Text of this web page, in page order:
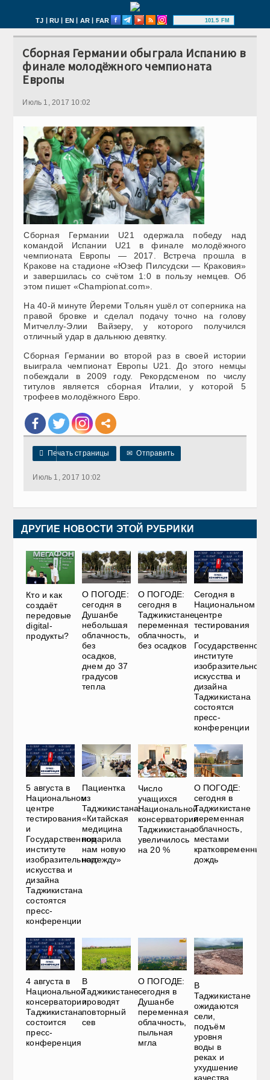
TJ | RU | EN | AR | FAR 101.5 FM
Сборная Германии обыграла Испанию в
финале молодёжного чемпионата
Европы
Июль 1, 2017 10:02
Сборная Германии U21 одержала победу над
командой Испании U21 в финале молодёжного
чемпионата Европы — 2017. Встреча прошла в
Кракове на стадионе «Юзеф Пилсудски — Краковия»
и завершилась со счётом 1:0 в пользу немцев. Об
этом пишет «Championat.com».
На 40-й минуте Йереми Тольян ушёл от соперника на
правой бровке и сделал подачу точно на голову
Митчеллу-Элии Вайзеру, у которого получился
отличный удар в дальнюю девятку.
Сборная Германии во второй раз в своей истории
выиграла чемпионат Европы U21. До этого немцы
побеждали в 2009 году. Рекордсменом по числу
титулов является сборная Италии, у которой 5
трофеев молодёжного Евро.
 Печать страницы ✉ Отправить
Июль 1, 2017 10:02
ДРУГИЕ НОВОСТИ ЭТОЙ РУБРИКИ
Кто и как
создаёт
передовые
digital-
продукты?
О ПОГОДЕ:
сегодня в
Душанбе
небольшая
облачность,
без
осадков,
днем до 37
градусов
тепла
О ПОГОДЕ:
сегодня в
Таджикистане
переменная
облачность,
без осадков
Сегодня в
Национальном
центре
тестирования
и
Государственном
институте
изобразительного
искусства и
дизайна
Таджикистана
состоятся
пресс-
конференции
5 августа в
Национальном
центре
тестирования
и
Государственном
институте
изобразительного
искусства и
дизайна
Таджикистана
состоятся
пресс-
конференции
Пациентка
из
Таджикистана:
«Китайская
медицина
подарила
нам новую
надежду»
Число
учащихся
Национальной
консерватории
Таджикистана
увеличилось
на 20 %
О ПОГОДЕ:
сегодня в
Таджикистане
переменная
облачность,
местами
кратковременный
дождь
4 августа в
Национальной
консерватории
Таджикистана
состоится
пресс-
конференция
В
Таджикистане
проводят
повторный
сев
О ПОГОДЕ:
сегодня в
Душанбе
переменная
облачность,
пыльная
мгла
В
Таджикистане
ожидаются
сели,
подъём
уровня
воды в
реках и
ухудшение
качества